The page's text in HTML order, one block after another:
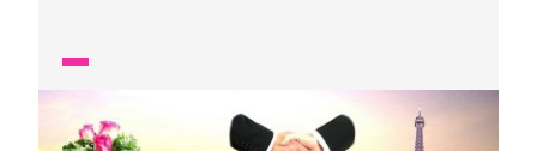
důležité stát k neslyšícímu čelem, aby viděl